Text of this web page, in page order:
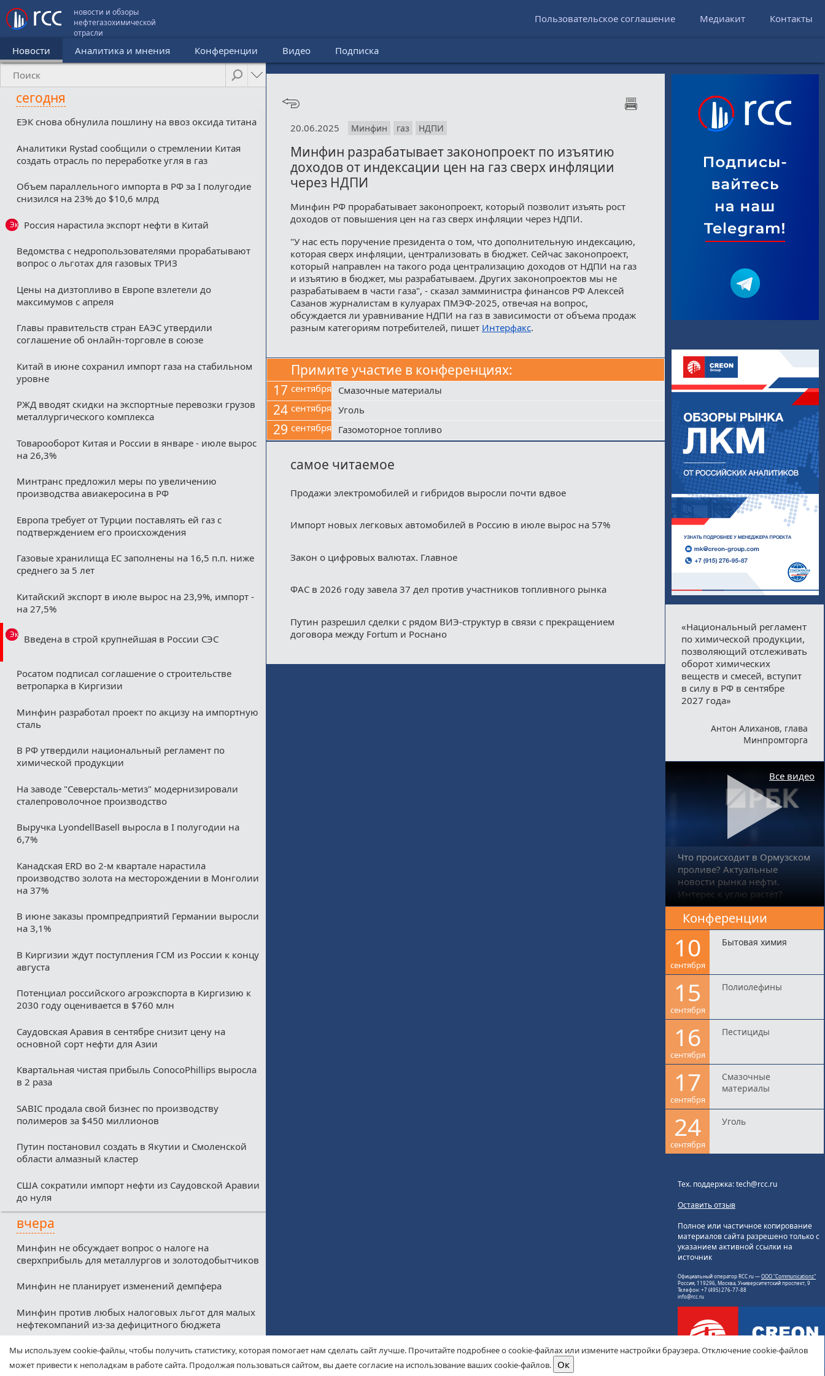
новости и обзоры
нефтегазохимической
отрасли
Пользовательское соглашение Медиакит Контакты
Новости Аналитика и мнения Конференции Видео Подписка
сегодня
ЕЭК снова обнулила пошлину на ввоз оксида титана
Аналитики Rystad сообщили о стремлении Китая
создать отрасль по переработке угля в газ
Объем параллельного импорта в РФ за I полугодие
снизился на 23% до $10,6 млрд
Эксклюзив
Россия нарастила экспорт нефти в Китай
Ведомства с недропользователями прорабатывают
вопрос о льготах для газовых ТРИЗ
Цены на дизтопливо в Европе взлетели до
максимумов с апреля
Главы правительств стран ЕАЭС утвердили
соглашение об онлайн-торговле в союзе
Китай в июне сохранил импорт газа на стабильном
уровне
РЖД вводят скидки на экспортные перевозки грузов
металлургического комплекса
Товарооборот Китая и России в январе - июле вырос
на 26,3%
Минтранс предложил меры по увеличению
производства авиакеросина в РФ
Европа требует от Турции поставлять ей газ с
подтверждением его происхождения
Газовые хранилища ЕС заполнены на 16,5 п.п. ниже
среднего за 5 лет
Китайский экспорт в июле вырос на 23,9%, импорт -
на 27,5%
Эксклюзив
Введена в строй крупнейшая в России СЭС
Росатом подписал соглашение о строительстве
ветропарка в Киргизии
Минфин разработал проект по акцизу на импортную
сталь
В РФ утвердили национальный регламент по
химической продукции
На заводе "Северсталь-метиз" модернизировали
сталепроволочное производство
Выручка LyondellBasell выросла в I полугодии на
6,7%
Канадская ERD во 2-м квартале нарастила
производство золота на месторождении в Монголии
на 37%
В июне заказы промпредприятий Германии выросли
на 3,1%
В Киргизии ждут поступления ГСМ из России к концу
августа
Потенциал российского агроэкспорта в Киргизию к
2030 году оценивается в $760 млн
Саудовская Аравия в сентябре снизит цену на
основной сорт нефти для Азии
Квартальная чистая прибыль ConocoPhillips выросла
в 2 раза
SABIC продала свой бизнес по производству
полимеров за $450 миллионов
Путин постановил создать в Якутии и Смоленской
области алмазный кластер
США сократили импорт нефти из Саудовской Аравии
до нуля
вчера
Минфин не обсуждает вопрос о налоге на
сверхприбыль для металлургов и золотодобытчиков
Минфин не планирует изменений демпфера
Минфин против любых налоговых льгот для малых
нефтекомпаний из-за дефицитного бюджета
Соглашение о свободной торговле между ЕАЭС и
ОАЭ вступит в силу с 6 октября
20.06.2025 Минфин газ НДПИ
Минфин разрабатывает законопроект по изъятию
доходов от индексации цен на газ сверх инфляции
через НДПИ
Минфин РФ прорабатывает законопроект, который позволит изъять рост
доходов от повышения цен на газ сверх инфляции через НДПИ.
"У нас есть поручение президента о том, что дополнительную индексацию,
которая сверх инфляции, централизовать в бюджет. Сейчас законопроект,
который направлен на такого рода централизацию доходов от НДПИ на газ
и изъятию в бюджет, мы разрабатываем. Других законопроектов мы не
разрабатываем в части газа", - сказал замминистра финансов РФ Алексей
Сазанов журналистам в кулуарах ПМЭФ-2025, отвечая на вопрос,
обсуждается ли уравнивание НДПИ на газ в зависимости от объема продаж
разным категориям потребителей, пишет Интерфакс.
Примите участие в конференциях:
17 сентября Смазочные материалы
24 сентября Уголь
29 сентября Газомоторное топливо
самое читаемое
Продажи электромобилей и гибридов выросли почти вдвое
Импорт новых легковых автомобилей в Россию в июле вырос на 57%
Закон о цифровых валютах. Главное
ФАС в 2026 году завела 37 дел против участников топливного рынка
Путин разрешил сделки с рядом ВИЭ-структур в связи с прекращением
договора между Fortum и Роснано
«Национальный регламент
по химической продукции,
позволяющий отслеживать
оборот химических
веществ и смесей, вступит
в силу в РФ в сентябре
2027 года»
Антон Алиханов, глава
Минпромторга
Что происходит в Ормузском
проливе? Актуальные
новости рынка нефти.
Интерес к углю растёт?
Все видео
Конференции
10
сентября
Бытовая химия
15
сентября
Полиолефины
16
сентября
Пестициды
17
сентября
Смазочные
материалы
24
сентября
Уголь
Тех. поддержка: tech@rcc.ru
Оставить отзыв
Полное или частичное копирование
материалов сайта разрешено только с
указанием активной ссылки на
источник
Официальный оператор RCC.ru —ООО "Communicationz"
Россия, 119296, Москва, Университетский проспект, 9
Телефон: +7 (495) 276-77-88
info@rcc.ru
Мы используем cookie-файлы, чтобы получить статистику, которая помогает нам сделать сайт лучше. Прочитайте подробнее о cookie-файлах или измените настройки браузера. Отключение cookie-файлов
может привести к неполадкам в работе сайта. Продолжая пользоваться сайтом, вы даете согласие на использование ваших cookie-файлов.